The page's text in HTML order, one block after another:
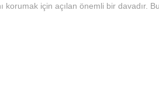
korumak için açılan önemli bir davadır.